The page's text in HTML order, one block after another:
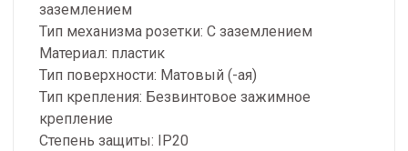
заземлением
Тип механизма розетки: С заземлением
Материал: пластик
Тип поверхности: Матовый (-ая)
Тип крепления: Безвинтовое зажимное
крепление
Степень защиты: IP20